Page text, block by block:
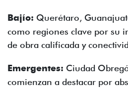
Bajío: Querétaro,
como regiones clave por su
de obra calificada y
Emergentes: Ciudad
comienzan a destacar por